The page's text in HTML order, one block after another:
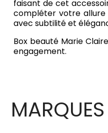
faisant de cet
compléter votre
avec subtilité et
Box beauté Marie
engagement.
MARQUES